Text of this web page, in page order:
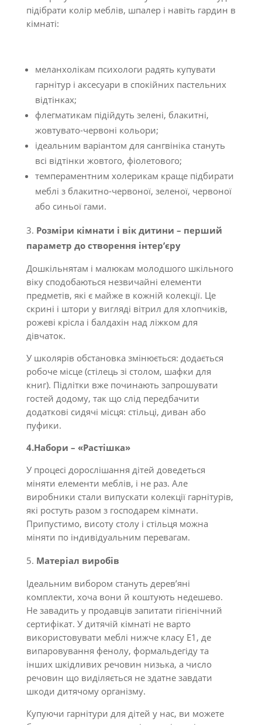
підібрати колір меблів, шпалер і навіть гардин в
кімнаті:
меланхолікам психологи радять купувати
гарнітур і аксесуари в спокійних пастельних
відтінках;
флегматикам підійдуть зелені, блакитні,
жовтувато-червоні кольори;
ідеальним варіантом для сангвініка стануть
всі відтінки жовтого, фіолетового;
темпераментним холерикам краще підбирати
меблі з блакитно-червоної, зеленої, червоної
або синьої гами.
Розміри кімнати і вік дитини – перший
параметр до створення інтер’єру
Дошкільнятам і малюкам молодшого шкільного
віку сподобаються незвичайні елементи
предметів, які є майже в кожній колекції. Це
скрині і штори у вигляді вітрил для хлопчиків,
рожеві крісла і балдахін над ліжком для
дівчаток.
У школярів обстановка змінюється: додається
робоче місце (стілець зі столом, шафки для
книг). Підлітки вже починають запрошувати
гостей додому, так що слід передбачити
додаткові сидячі місця: стільці, диван або
пуфики.
4.Набори – «Растішка»
У процесі дорослішання дітей доведеться
міняти елементи меблів, і не раз. Але
виробники стали випускати колекції гарнітурів,
які ростуть разом з господарем кімнати.
Припустимо, висоту столу і стільця можна
міняти по індивідуальним перевагам.
Матеріал виробів
Ідеальним вибором стануть дерев’яні
комплекти, хоча вони й коштують недешево.
Не завадить у продавців запитати гігієнічний
сертифікат. У дитячій кімнаті не варто
використовувати меблі нижче класу Е1, де
випаровування фенолу, формальдегіду та
інших шкідливих речовин низька, а число
речовин що виділяється не здатне завдати
шкоди дитячому організму.
Купуючи гарнітури для дітей у нас, ви можете